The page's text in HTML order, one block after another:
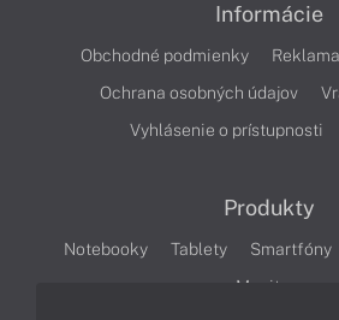
Informácie
Obchodné podmienky
Ochrana osobných údajov
Vyhlásenie o prístupnosti
Produkty
Notebooky Tablety Smartfóny
Monitory